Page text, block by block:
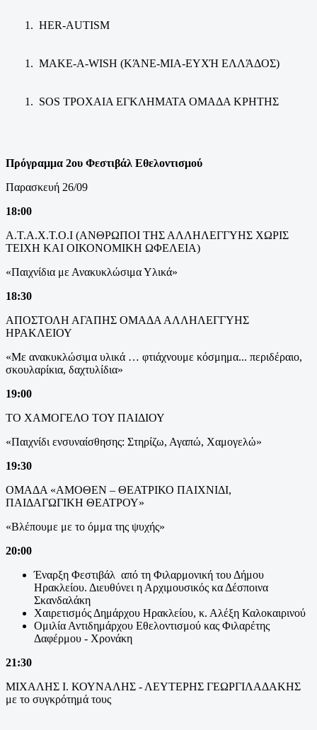
HER-AUTISM
MAKE-A-WISH (ΚΆΝΕ-ΜΙΑ-ΕΥΧΉ ΕΛΛΆΔΟΣ)
SOS ΤΡΟΧΑΙΑ ΕΓΚΛΗΜΑΤΑ ΟΜΑΔΑ ΚΡΗΤΗΣ
Πρόγραμμα 2ου Φεστιβάλ Εθελοντισμού
Παρασκευή 26/09
18:00
Α.Τ.Α.Χ.Τ.Ο.Ι (ΑΝΘΡΩΠΟΙ ΤΗΣ ΑΛΛΗΛΕΓΓΥΗΣ ΧΩΡΙΣ
ΤΕΙΧΗ ΚΑΙ ΟΙΚΟΝΟΜΙΚΗ ΩΦΕΛΕΙΑ)
«Παιχνίδια με Ανακυκλώσιμα Υλικά»
18:30
ΑΠΟΣΤΟΛΗ ΑΓΑΠΗΣ ΟΜΑΔΑ ΑΛΛΗΛΕΓΓΥΗΣ
ΗΡΑΚΛΕΙΟΥ
«Με ανακυκλώσιμα υλικά … φτιάχνουμε κόσμημα... περιδέραιο,
σκουλαρίκια, δαχτυλίδια»
19:00
ΤΟ ΧΑΜΟΓΕΛΟ ΤΟΥ ΠΑΙΔΙΟΥ
«Παιχνίδι ενσυναίσθησης: Στηρίζω, Αγαπώ, Χαμογελώ»
19:30
ΟΜΑΔΑ «ΑΜΟΘΕΝ – ΘΕΑΤΡΙΚΟ ΠΑΙΧΝΙΔΙ,
ΠΑΙΔΑΓΩΓΙΚΗ ΘΕΑΤΡΟΥ»
«Βλέπουμε με το όμμα της ψυχής»
20:00
Έναρξη Φεστιβάλ από τη Φιλαρμονική του Δήμου
Ηρακλείου. Διευθύνει η Αρχιμουσικός κα Δέσποινα
Σκανδαλάκη
Χαιρετισμός Δημάρχου Ηρακλείου, κ. Αλέξη Καλοκαιρινού
Ομιλία Αντιδημάρχου Εθελοντισμού κας Φιλαρέτης
Δαφέρμου - Χρονάκη
21:30
ΜΙΧΑΛΗΣ Ι. ΚΟΥΝΑΛΗΣ - ΛΕΥΤΕΡΗΣ ΓΕΩΡΓΙΛΑΔΑΚΗΣ
με το συγκρότημά τους